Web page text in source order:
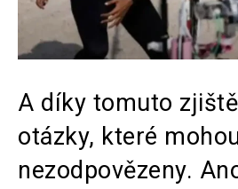
A díky tomuto
otázky, které
nezodpovězeny.